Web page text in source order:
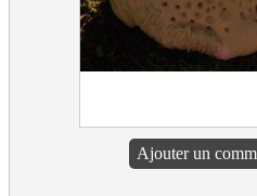
Ajouter un